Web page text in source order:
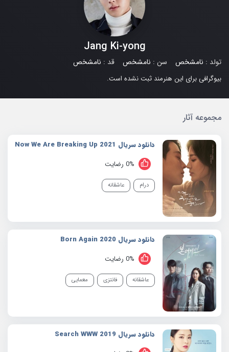
Jang Ki-yong
تولد : نامشخص سن : نامشخص قد : نامشخص
بیوگرافی برای این هنرمند ثبت نشده است.
مجموعه آثار
دانلود سریال 2021 Now We Are Breaking Up
0% رضایت
درام عاشقانه
دانلود سریال 2020 Born Again
0% رضایت
عاشقانه فانتزی معمایی
دانلود سریال 2019 Search WWW